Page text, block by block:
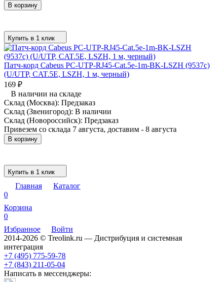
В корзину
Купить в 1 клик
Патч-корд Cabeus PC-UTP-RJ45-Cat.5e-1m-BK-LSZH (9537c)
(U/UTP, CAT.5E, LSZH, 1 м, черный)
169 ₽
В наличии на складе
Склад (Москва): Предзаказ
Склад (Звенигород): В наличии
Склад (Новороссийск): Предзаказ
Привезем со склада 7 августа, доставим - 8 августа
В корзину
Купить в 1 клик
Главная
Каталог
0
Корзина
0
Избранное
Войти
2014-2026 © Treolink.ru — Дистрибуция и системная
интеграция
+7 (495) 775-59-78
+7 (843) 211-05-04
Написать в мессенджеры: